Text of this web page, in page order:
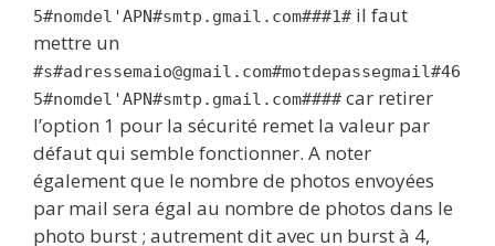
5#nomdel'APN#smtp.gmail.com###1# il faut
mettre un
#s#adressemaio@gmail.com#motdepassegmail#46
5#nomdel'APN#smtp.gmail.com#### car retirer
l’option 1 pour la sécurité remet la valeur par
défaut qui semble fonctionner. A noter
également que le nombre de photos envoyées
par mail sera égal au nombre de photos dans le
photo burst ; autrement dit avec un burst à 4,